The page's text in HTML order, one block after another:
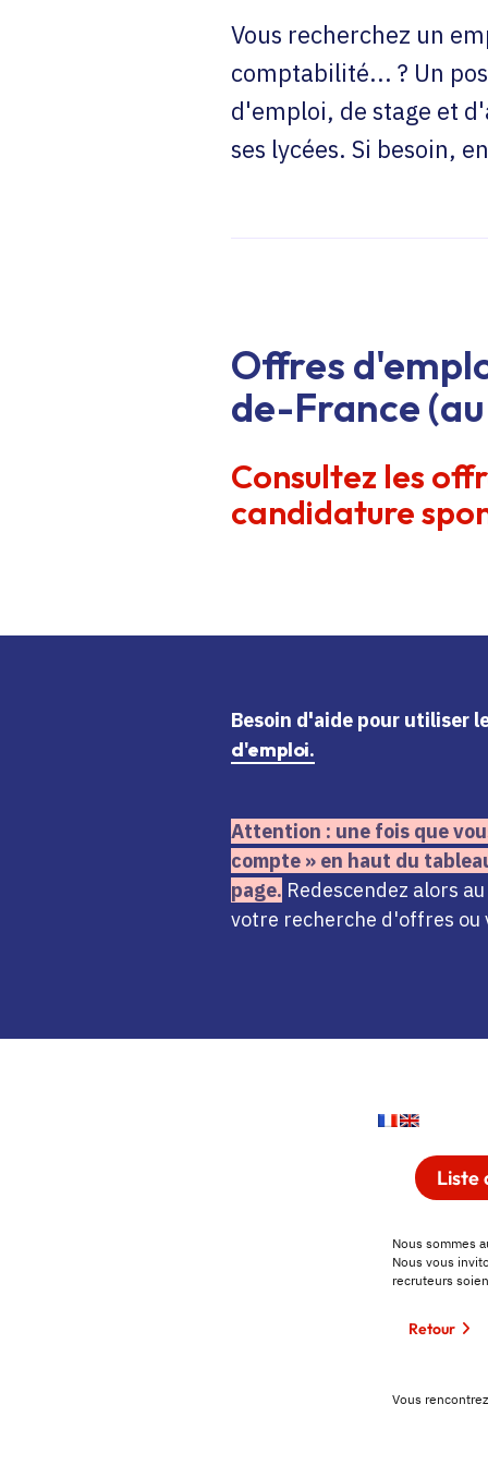
Vous recherchez un
comptabilité... ? Un
d'emploi, de stage et
ses lycées. Si besoin,
Offres
de-France
Consultez les
candidature
Besoin d'aide pour utiliser
d'emploi.
Attention : une fois que
compte » en haut du
page. Redescendez alors
votre recherche d'offres ou